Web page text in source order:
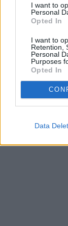
I want to
Personal
Opted In
I want to
Retention,
Personal
Purposes
Opted In
Data